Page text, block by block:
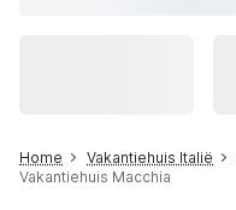
Home Vakantiehuis Italië
Vakantiehuis Macchia